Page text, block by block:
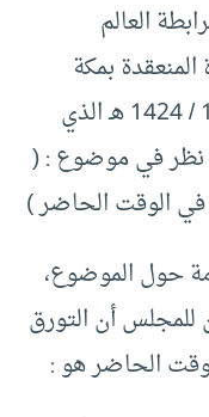
العالم
بمكة
المكرمة ، في المدة من 19-23 / 10 / 1424 هـ الذي
/ 12 / 2003 م ، قد نظر في موضوع : (
الوقت الحاضر )
حول الموضوع،
للمجلس أن التورق
الحاضر هو :